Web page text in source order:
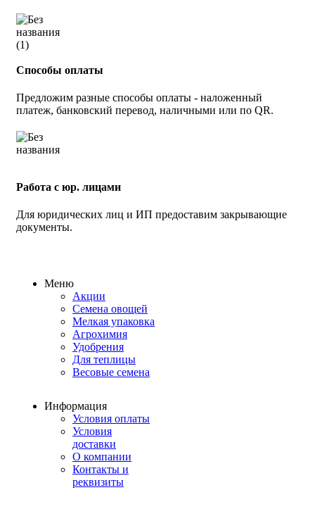
Способы оплаты
Предложим разные способы оплаты - наложенный
платеж, банковский перевод, наличными или по QR.
Работа с юр. лицами
Для юридических лиц и ИП предоставим закрывающие
документы.
Меню
Акции
Семена овощей
Мелкая упаковка
Агрохимия
Удобрения
Для теплицы
Весовые семена
Информация
Условия оплаты
Условия
доставки
О компании
Контакты и
реквизиты